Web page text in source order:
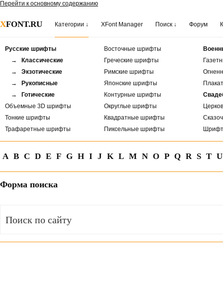
Перейти к основному содержанию
XFONT.RU Категории ↓ XFont Manager Поиск ↓ Форум
Русские шрифты
→ Классические
→ Экзотические
→ Рукописные
→ Готические
Объемные 3D шрифты
Тонкие шрифты
Трафаретные шрифты
Восточные шрифты
Греческие шрифты
Римские шрифты
Японские шрифты
Контурные шрифты
Округлые шрифты
Квадратные шрифты
Пиксельные шрифты
A B C D E F G H I J K L M N O P Q R S T U
Форма поиска